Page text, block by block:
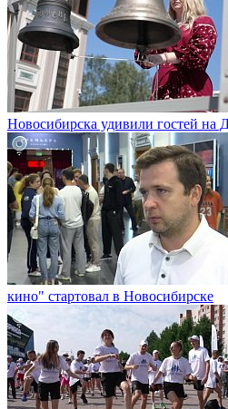
Новосибирска удивили гостей на
кино" стартовал в Новосибирске